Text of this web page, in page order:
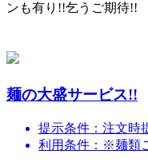
ンも有り!!乞うご期待!!
麺の大盛サービス!!
提示条件：注文時
利用条件：※麺類